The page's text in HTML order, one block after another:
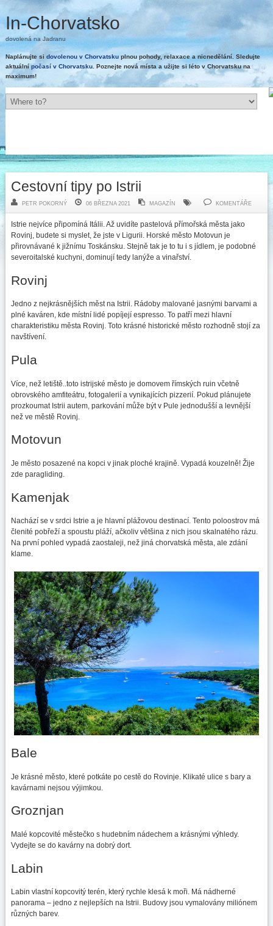
In-Chorvatsko
dovolená na Jadranu
Naplánujte si dovolenou v Chorvatskuplnou pohody, relaxace a nicnedělání. Sledujte
aktuálnípočasí v Chorvatsku. Poznejte nová místa a užijte si léto v Chorvatsku na
maximum!
Cestovní tipy po Istrii
PETR POKORNÝ 06 BŘEZNA 2021 MAGAZÍN KOMENTÁŘE
Istrie nejvíce připomíná Itálii. Až uvidíte pastelová přímořská města jako
Rovinj, budete si myslet, že jste v Ligurii. Horské město Motovun je
přirovnávané k jižnímu Toskánsku. Stejně tak je to tu i s jídlem, je podobné
severoitalské kuchyni, dominují tedy lanýže a vinařství.
Rovinj
Jedno z nejkrásnějších měst na Istrii. Rádoby malované jasnými barvami a
plné kaváren, kde místní lidé popíjejí espresso. To patří mezi hlavní
charakteristiku města Rovinj. Toto krásné historické město rozhodně stojí za
navštívení.
Pula
Více, než letiště..toto istrijské město je domovem římských ruin včetně
obrovského amfiteátru, fotogalerií a vynikajících pizzerií. Pokud plánujete
prozkoumat Istrii autem, parkování může být v Pule jednodušší a levnější
než ve městě Rovinj.
Motovun
Je město posazené na kopci v jinak ploché krajině. Vypadá kouzelně! Žije
zde paragliding.
Kamenjak
Nachází se v srdci Istrie a je hlavní plážovou destinací. Tento poloostrov má
členité pobřeží a spoustu pláží, ačkoliv většina z nich jsou skalnatého rázu.
Na první pohled vypadá zaostaleji, než jiná chorvatská města, ale zdání
klame.
Bale
Je krásné město, které potkáte po cestě do Rovinje. Klikaté ulice s bary a
kavárnami nejsou výjimkou.
Groznjan
Malé kopcovité městečko s hudebním nádechem a krásnými výhledy.
Vydejte se do kavárny na dobrý dort.
Labin
Labin vlastní kopcovitý terén, který rychle klesá k moři. Má nádherné
panorama – jedno z nejlepších na Istrii. Budovy jsou vymalovány miliónem
různých barev.